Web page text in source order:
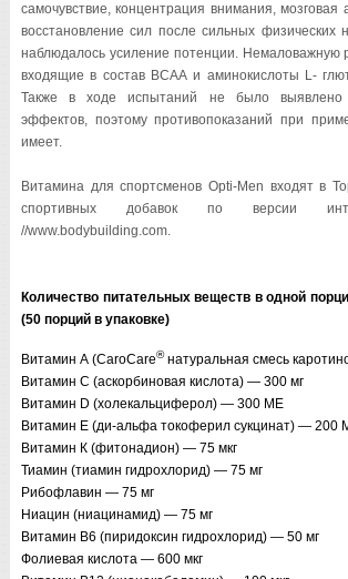
самочувствие, концентрация внимания, мозговая
восстановление сил после сильных физических
наблюдалось усиление потенции. Немаловажную
входящие в состав ВСАА и аминокислоты L-
Также в ходе испытаний не было выявлено
эффектов, поэтому противопоказаний при
имеет.
Витамина для спортсменов Opti-Men входят в
спортивных добавок по версии
//www.bodybuilding.com.
Количество питательных веществ в одной
(50 порций в упаковке)
Витамин А (CaroCare®натуральная смесь
Витамин С (аскорбиновая кислота) — 300 мг
Витамин D (холекальциферол) — 300 МЕ
Витамин Е (ди-альфа токоферил сукцинат) — 200
Витамин К (фитонадион) — 75 мкг
Тиамин (тиамин гидрохлорид) — 75 мг
Рибофлавин — 75 мг
Ниацин (ниацинамид) — 75 мг
Витамин В6 (пиридоксин гидрохлорид) — 50 мг
Фолиевая кислота — 600 мкг